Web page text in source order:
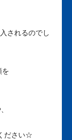
されるのでし
を
ださい☆